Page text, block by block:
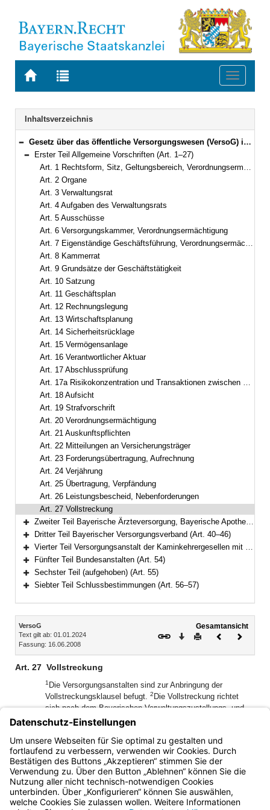
Zur
BAYERN.RECHT
Zur
letzten
Suche
Toggle
Navigation
Inhaltsverzeichnis
Bereich reduzieren
Gesetz über das öffentliche Versorgungswesen (VersoG) in der Fassung der Bekanntmachung vom 16. Juni 2008 (GVBl. S. 371) BayRS 763-1-I (Art. 1–57)
Bereich reduzieren
Erster Teil Allgemeine Vorschriften (Art. 1–27)
Art. 1 Rechtsform, Sitz, Geltungsbereich, Verordnungsermächtigung
Art. 2 Organe
Art. 3 Verwaltungsrat
Art. 4 Aufgaben des Verwaltungsrats
Art. 5 Ausschüsse
Art. 6 Versorgungskammer, Verordnungsermächtigung
Art. 7 Eigenständige Geschäftsführung, Verordnungsermächtigung
Art. 8 Kammerrat
Art. 9 Grundsätze der Geschäftstätigkeit
Art. 10 Satzung
Art. 11 Geschäftsplan
Art. 12 Rechnungslegung
Art. 13 Wirtschaftsplanung
Art. 14 Sicherheitsrücklage
Art. 15 Vermögensanlage
Art. 16 Verantwortlicher Aktuar
Art. 17 Abschlussprüfung
Art. 17a Risikokonzentration und Transaktionen zwischen Versorgungsanstalten
Art. 18 Aufsicht
Art. 19 Strafvorschrift
Art. 20 Verordnungsermächtigung
Art. 21 Auskunftspflichten
Art. 22 Mitteilungen an Versicherungsträger
Art. 23 Forderungsübertragung, Aufrechnung
Art. 24 Verjährung
Art. 25 Übertragung, Verpfändung
Art. 26 Leistungsbescheid, Nebenforderungen
Art. 27 Vollstreckung
Bereich erweitern
Zweiter Teil Bayerische Ärzteversorgung, Bayerische Apothekerversorgung, Bayerische Architektenversorgung, Bayerische Ingenieurversorgung-Bau mit Psychotherapeutenversorgung, Bayerische Rechtsanwalts- und Steuerberaterversorgung (Art. 28–39)
Bereich erweitern
Dritter Teil Bayerischer Versorgungsverband (Art. 40–46)
Bereich erweitern
Vierter Teil Versorgungsanstalt der Kaminkehrergesellen mit Pensionskasse des Schornsteinfegerhandwerks (Art. 47–53)
Bereich erweitern
Fünfter Teil Bundesanstalten (Art. 54)
Bereich erweitern
Sechster Teil (aufgehoben) (Art. 55)
Siebter Teil Schlussbestimmungen (Art. 56–57)
Inhalt
VersoG
Text gilt ab: 01.01.2024
Fassung: 16.06.2008
Gesamtansicht
Download
DruckenVorheriges
Art. 27 Vollstreckung
1 Die Versorgungsanstalten sind zur Anbringung der
Vollstreckungsklausel befugt. 2 Die Vollstreckung richtet
sich nach dem Bayerischen Verwaltungszustellungs- und
Vollstreckungsgesetz. Nebenforderungen können mit der
Hauptforderung beigetrieben werden, wenn zuvor auf die
Zahlungspflicht dem Grunde nach schriftlich hingewiesen
worden ist.
Bayern.de
BayernPortal